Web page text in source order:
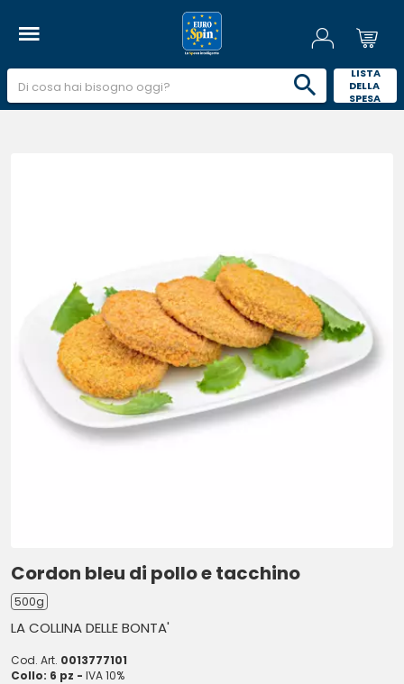
LISTA
DELLA
SPESA
Cordon bleu di pollo e tacchino
500g
LA COLLINA DELLE BONTA'
Cod. Art. 0013777101
Collo: 6 pz - IVA 10%